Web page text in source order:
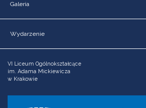
Galeria
Wydarzenie
VI Liceum Ogólnokształcące
im. Adama Mickiewicza
w Krakowie